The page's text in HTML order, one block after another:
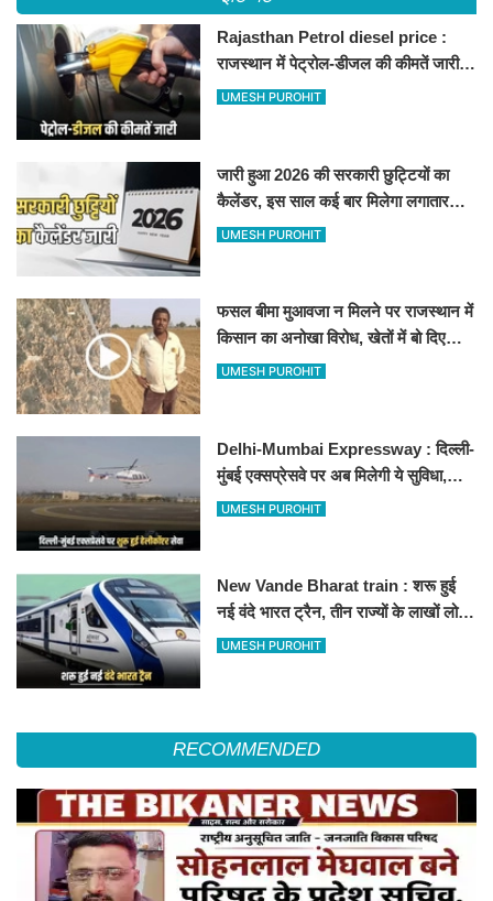
Rajasthan Petrol diesel price :
राजस्थान में पेट्रोल-डीजल की कीमतें जारी,
जानिए बीकानेर समेत पुरे प्रदेश में नए रेट
UMESH PUROHIT
जारी हुआ 2026 की सरकारी छुट्टियों का
कैलेंडर, इस साल कई बार मिलेगा लगातार
अवकाश, देखें
UMESH PUROHIT
फसल बीमा मुआवजा न मिलने पर राजस्थान में
किसान का अनोखा विरोध, खेतों में बो दिए
500-500 रुपए के नोट, वीडियो वायरल
UMESH PUROHIT
Delhi-Mumbai Expressway : दिल्ली-
मुंबई एक्सप्रेसवे पर अब मिलेगी ये सुविधा,
हेलीकॉप्टर सर्विस से तुरंत घायल पहुंचेगा
UMESH PUROHIT
New Vande Bharat train : शरू हुई
नई वंदे भारत ट्रैन, तीन राज्यों के लाखों लोगों
का सफर होगा आसान, देखें पूरा रूटमैप
UMESH PUROHIT
RECOMMENDED